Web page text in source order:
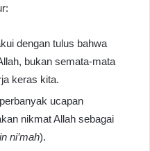
dengan tulus bahwa
bukan semata-mata
keras kita.
ucapan
nikmat Allah sebagai
ni’mah).